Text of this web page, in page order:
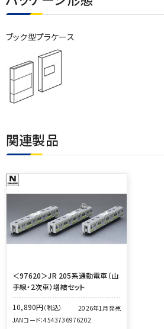
ブック型プラケース
関連製品
＜97620＞JR 205系通勤電車（山
手線・2次車）増結セット
10,890円（税込）
2026年1月発売
JANコード：4543736976202